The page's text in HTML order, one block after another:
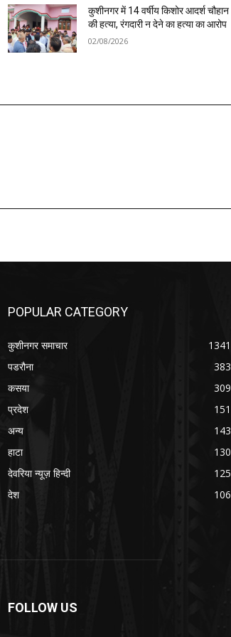
कुशीनगर में 14 वर्षीय किशोर आदर्श चौहान
की हत्या, रंगदारी न देने का हत्या का आरोप
02/08/2026
POPULAR CATEGORY
कुशीनगर समाचार
1341
पडरौना
383
कसया
309
प्रदेश
151
अन्य
143
हाटा
130
देवरिया न्यूज़ हिन्दी
125
देश
106
FOLLOW US